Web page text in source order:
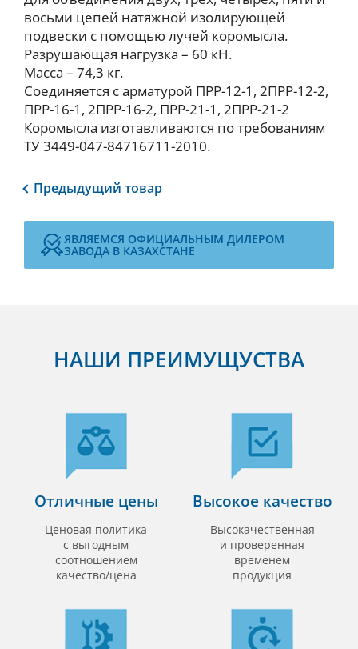
восьми цепей натяжной изолирующей
подвески с помощью лучей коромысла.
Разрушающая нагрузка – 60 кН.
Масса – 74,3 кг.
Соединяется с арматурой ПРР-12-1, 2ПРР-12-2,
ПРР-16-1, 2ПРР-16-2, ПРР-21-1, 2ПРР-21-2
Коромысла изготавливаются по требованиям
ТУ 3449-047-84716711-2010.
Предыдущий товар
ЯВЛЯЕМСЯ ОФИЦИАЛЬНЫМ ДИЛЕРОМ
ЗАВОДА В КАЗАХСТАНЕ
НАШИ ПРЕИМУЩУСТВА
Отличные цены
Ценовая политика
с выгодным
соотношением
качество/цена
Высокое качество
Высокачественная
и проверенная
временем
продукция